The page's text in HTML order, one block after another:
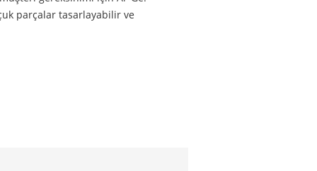
parçalar tasarlayabilir ve